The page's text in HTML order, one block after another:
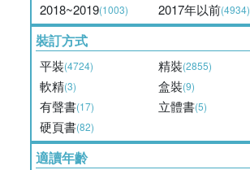
2018~2019(1003) 2017年以前(4934)
裝訂方式
平裝(4724) 精裝(2855)
軟精(3) 盒裝(9)
有聲書(17) 立體書(5)
硬頁書(82)
適讀年齡